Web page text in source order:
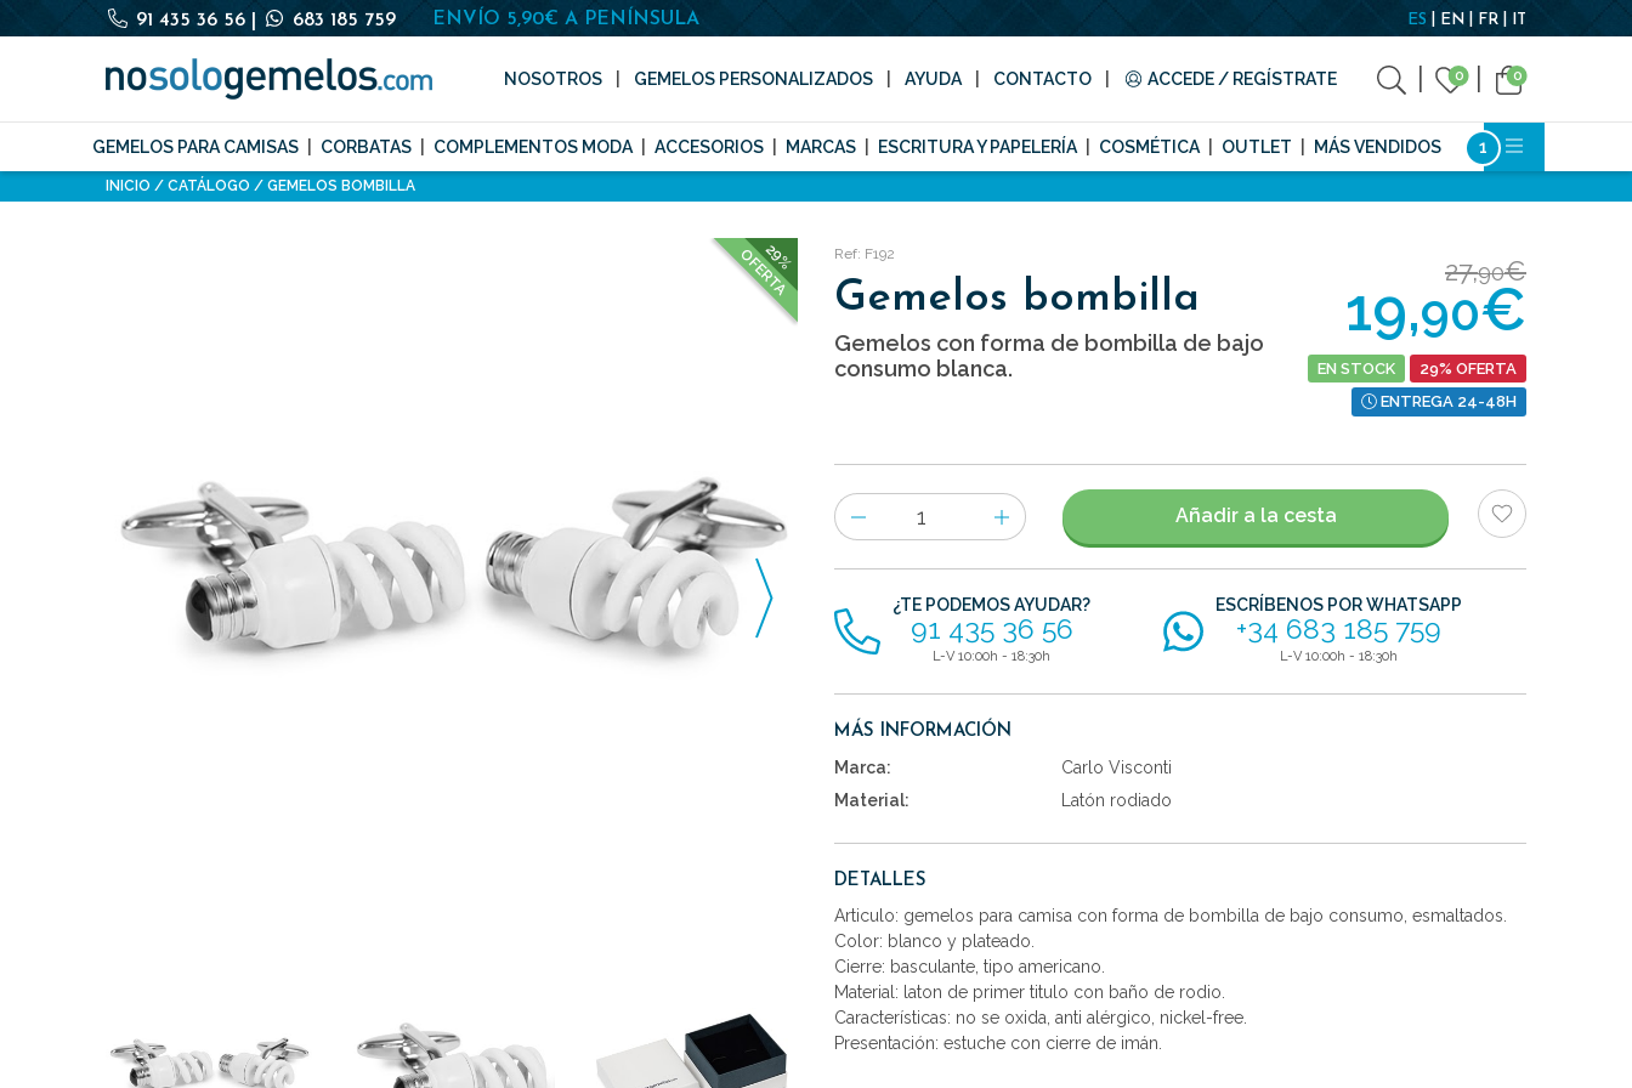
91 435 36 56 683 185 759 ENVÍO 5,90€ A PENÍNSULA ES EN FR IT
NOSOTROS GEMELOS PERSONALIZADOS AYUDA CONTACTO ACCEDE / REGÍSTRATE 0 0
GEMELOS PARA CAMISAS CORBATAS COMPLEMENTOS MODA ACCESORIOS MARCAS ESCRITURA Y PAPELERÍA COSMÉTICA OUTLET MÁS VENDIDOS
INICIO CATÁLOGO GEMELOS BOMBILLA
29%
OFERTA Ref: F192
Gemelos bombilla
Gemelos con forma de bombilla de bajo
consumo blanca.
27,90€
19,90€
EN STOCK
29% OFERTA
ENTREGA 24-48H
Número
de
artículos
Añadir a la cesta
¿TE PODEMOS AYUDAR?
91 435 36 56
L-V 10:00h - 18:30h
ESCRÍBENOS POR WHATSAPP
+34 683 185 759
L-V 10:00h - 18:30h
MÁS INFORMACIÓN
Marca:
Carlo Visconti
Material:
Latón rodiado
DETALLES
Articulo: gemelos para camisa con forma de bombilla de bajo consumo, esmaltados.
Color: blanco y plateado.
Cierre: basculante, tipo americano.
Material: laton de primer titulo con baño de rodio.
Características: no se oxida, anti alérgico, nickel-free.
Presentación: estuche con cierre de imán.